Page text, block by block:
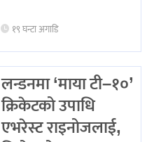
१९ घन्टा अगाडि
लन्डनमा ‘माया टी–१०’
क्रिकेटको उपाधि
एभरेस्ट राइनोजलाई,